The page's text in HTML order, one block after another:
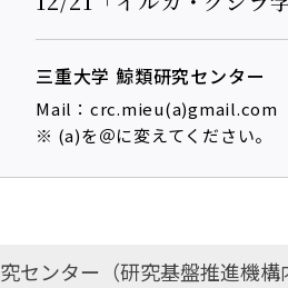
三重大学 鯨類研究センター
Mail：crc.mieu(a)gmail.com
※ (a)を＠に変えてください。
センター（研究基盤推進機構